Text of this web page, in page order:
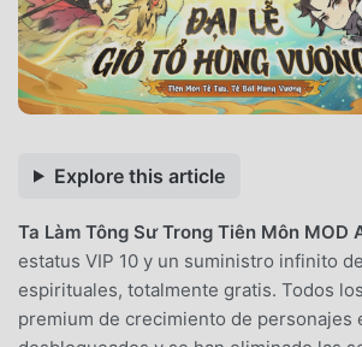
Explore this article
Ta Làm Tông Sư Trong Tiên Môn MOD
estatus VIP 10 y un suministro infinito
espirituales, totalmente gratis. Todos
premium de crecimiento de personajes